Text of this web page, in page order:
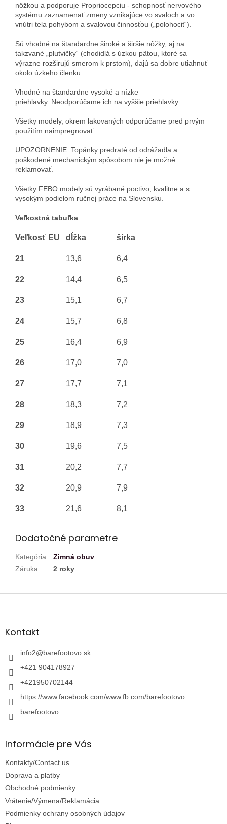
nôžkou a podporuje Propriocepciu - schopnosť nervového
systému zaznamenať zmeny vznikajúce vo svaloch a vo
vnútri tela pohybom a svalovou činnosťou („polohocit“).
Sú vhodné na štandardne široké a širšie nôžky, aj na
takzvané „plutvičky“ (chodidlá s úzkou pätou, ktoré sa
výrazne rozširujú smerom k prstom), dajú sa dobre utiahnuť
okolo úzkeho členku.
Vhodné na štandardne vysoké a nízke
priehlavky. Neodporúčame ich na vyššie priehlavky.
Všetky modely, okrem lakovaných odporúčame pred prvým
použitím naimpregnovať.
UPOZORNENIE: Topánky predraté od odrážadla a
poškodené mechanickým spôsobom nie je možné
reklamovať.
Všetky FEBO modely sú vyrábané poctivo, kvalitne a s
vysokým podielom ručnej práce na Slovensku.
Veľkostná tabuľka
Veľkosť EU dĺžka šírka
21 13,6 6,4
22 14,4 6,5
23 15,1 6,7
24 15,7 6,8
25 16,4 6,9
26 17,0 7,0
27 17,7 7,1
28 18,3 7,2
29 18,9 7,3
30 19,6 7,5
31 20,2 7,7
32 20,9 7,9
33 21,6 8,1
Dodatočné parametre
Kategória:
Zimná obuv
Záruka: 2 roky
Z
äKontakt
info2@barefootovo.sk
+421 904178927
+421950702144
https://www.facebook.com/www.fb.com/barefootovo
barefootovo
Informácie pre Vás
Kontakty/Contact us
Doprava a platby
Obchodné podmienky
Vrátenie/Výmena/Reklamácia
Podmienky ochrany osobných údajov